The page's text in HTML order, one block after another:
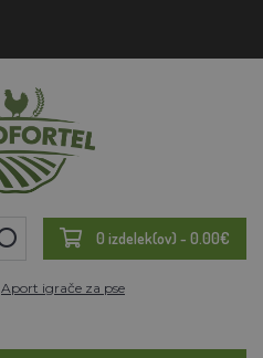
0 izdelek(ov) - 0.00€
Aport igrače za pse